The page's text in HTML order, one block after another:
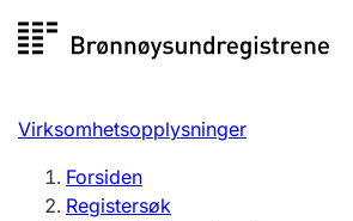
til
Registersøk
Aksjeselskap
Virksomhetsopplysninger
Forsiden
Registersøk